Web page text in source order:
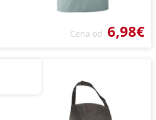
Cena od 6,98€